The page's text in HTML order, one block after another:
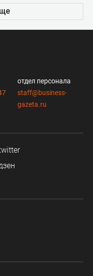
отдел персонала
staff@business-
gazeta.ru